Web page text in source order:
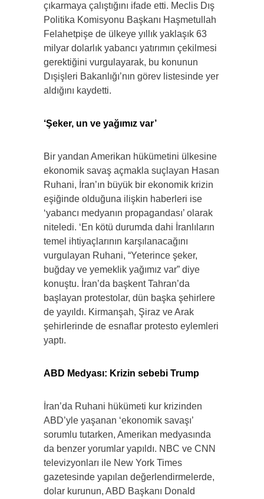
çıkarmaya çalıştığını ifade etti. Meclis Dış
Politika Komisyonu Başkanı Haşmetullah
Felahetpişe de ülkeye yıllık yaklaşık 63
milyar dolarlık yabancı yatırımın çekilmesi
gerektiğini vurgulayarak, bu konunun
Dışişleri Bakanlığı’nın görev listesinde yer
aldığını kaydetti.
‘Şeker, un ve yağımız var’
Bir yandan Amerikan hükümetini ülkesine
ekonomik savaş açmakla suçlayan Hasan
Ruhani, İran’ın büyük bir ekonomik krizin
eşiğinde olduğuna ilişkin haberleri ise
‘yabancı medyanın propagandası’ olarak
niteledi. ‘En kötü durumda dahi İranlıların
temel ihtiyaçlarının karşılanacağını
vurgulayan Ruhani, “Yeterince şeker,
buğday ve yemeklik yağımız var” diye
konuştu. İran’da başkent Tahran’da
başlayan protestolar, dün başka şehirlere
de yayıldı. Kirmanşah, Şiraz ve Arak
şehirlerinde de esnaflar protesto eylemleri
yaptı.
ABD Medyası: Krizin sebebi Trump
İran’da Ruhani hükümeti kur krizinden
ABD’yle yaşanan ‘ekonomik savaşı’
sorumlu tutarken, Amerikan medyasında
da benzer yorumlar yapıldı. NBC ve CNN
televizyonları ile New York Times
gazetesinde yapılan değerlendirmelerde,
dolar kurunun, ABD Başkanı Donald